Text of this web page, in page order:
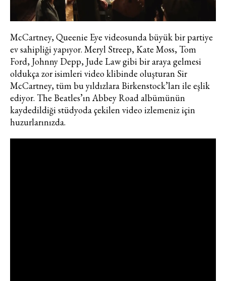
McCartney, Queenie Eye videosunda büyük bir partiye
ev sahipliği yapıyor. Meryl Streep, Kate Moss, Tom
Ford, Johnny Depp, Jude Law gibi bir araya gelmesi
oldukça zor isimleri video klibinde oluşturan Sir
McCartney, tüm bu yıldızlara Birkenstock’ları ile eşlik
ediyor. The Beatles’ın Abbey Road albümünün
kaydedildiği stüdyoda çekilen video izlemeniz için
huzurlarınızda.